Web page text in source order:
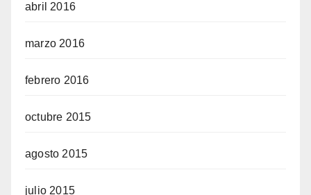
abril 2016
marzo 2016
febrero 2016
octubre 2015
agosto 2015
julio 2015